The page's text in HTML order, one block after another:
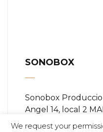
SONOBOX
Sonobox
Angel 14, local 2
We request your